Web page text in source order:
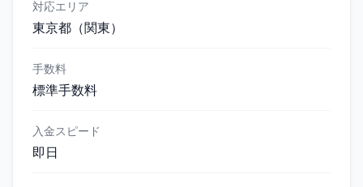
対応エリア
東京都 （関東）
手数料
標準手数料
入金スピード
即日